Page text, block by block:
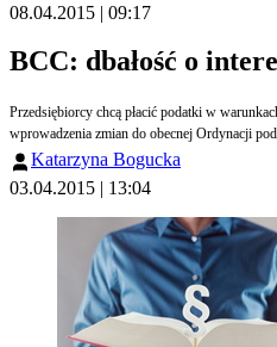
08.04.2015 | 09:17
BCC: dbałość o
Przedsiębiorcy chcą płacić podatki w warunkach, w których prawo podatkowe jest czytelne, a sposób jego egzekwowania nie zaburza działalności gospodarczej. Zdaniem ekspertów BCC
wprowadzenia zmian do obecnej Ordynacji
Katarzyna Bogucka
03.04.2015 | 13:04